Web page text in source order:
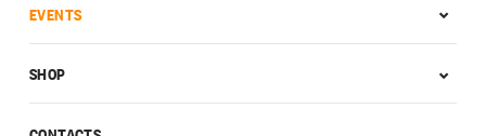
EVENTS
SHOP